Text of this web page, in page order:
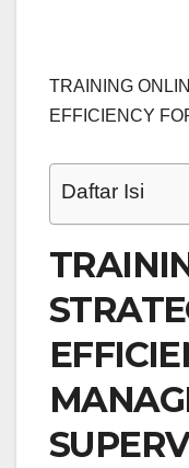
TRAINING
EFFICIENCY
Daftar Isi